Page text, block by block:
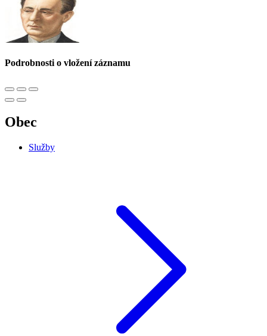
Podrobnosti o vložení záznamu
Obec
Služby